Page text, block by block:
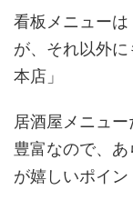
看板メニュー
が、それ以外
本店」
居酒屋メニュ
豊富なので、
が嬉しいポイン